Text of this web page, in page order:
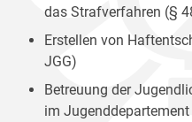
das Strafverfahren (§
Erstellen von
JGG)
Betreuung der
im